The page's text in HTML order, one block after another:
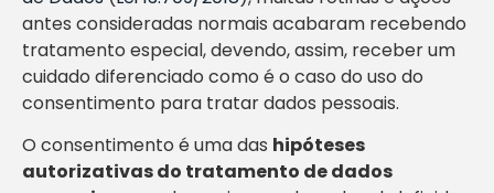
antes consideradas normais acabaram recebendo
tratamento especial, devendo, assim, receber um
cuidado diferenciado como é o caso do uso do
consentimento para tratar dados pessoais.
O consentimento é uma das hipóteses
autorizativas do tratamento de dados